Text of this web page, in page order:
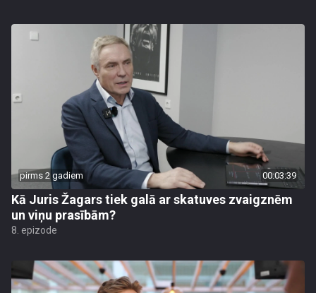
pirms 2 gadiem 00:03:39
Kā Juris Žagars tiek galā ar skatuves zvaigznēm
un viņu prasībām?
8. epizode